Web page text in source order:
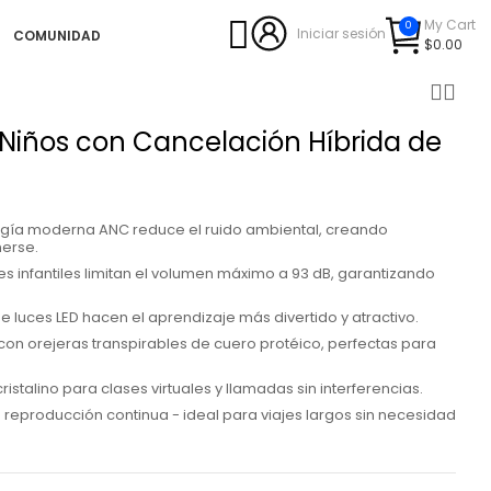
COMUNIDAD Iniciar sesión 0
My Cart
$0.00
con Cancelación Híbrida de
moderna ANC reduce el ruido ambiental, creando
infantiles limitan el volumen máximo a 93 dB, garantizando
luces LED hacen el aprendizaje más divertido y atractivo.
orejeras transpirables de cuero protéico, perfectas para
para clases virtuales y llamadas sin interferencias.
reproducción continua - ideal para viajes largos sin necesidad